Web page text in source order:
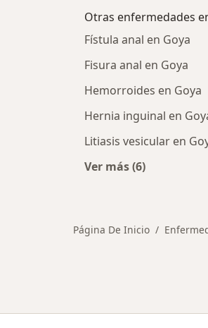
Otras enfermedades
Fístula anal en Goya
Fisura anal en Goya
Hemorroides en Goya
Hernia inguinal en
Litiasis vesicular en
Ver más (6)
Página De Inicio